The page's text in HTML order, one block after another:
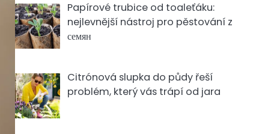
Papírové trubice od toaleťáku:
nejlevnější nástroj pro pěstování z
семян
Citrónová slupka do půdy řeší
problém, který vás trápí od jara